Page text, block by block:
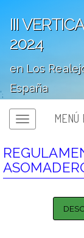
III
2024
en Los
España
';
MENÚ